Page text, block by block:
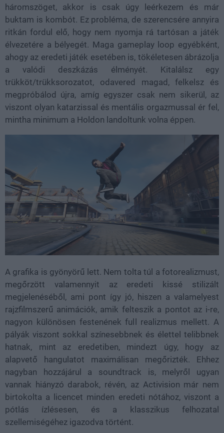
háromszöget, akkor is csak úgy leérkezem és már
buktam is kombót. Ez probléma, de szerencsére annyira
ritkán fordul elő, hogy nem nyomja rá tartósan a játék
élvezetére a bélyegét. Maga gameplay loop egyébként,
ahogy az eredeti játék esetében is, tökéletesen ábrázolja
a valódi deszkázás élményét. Kitalálsz egy
trükköt/trükksorozatot, odavered magad, felkelsz és
megpróbálod újra, amíg egyszer csak nem sikerül, az
viszont olyan katarzissal és mentális orgazmussal ér fel,
mintha minimum a Holdon landoltunk volna éppen.
A grafika is gyönyörű lett. Nem tolta túl a fotorealizmust,
megőrzött valamennyit az eredeti kissé stilizált
megjelenéséből, ami pont így jó, hiszen a valamelyest
rajzfilmszerű animációk, amik felteszik a pontot az i-re,
nagyon különösen festenének full realizmus mellett. A
pályák viszont sokkal színesebbnek és élettel telibbnek
hatnak, mint az eredetiben, mindezt úgy, hogy az
alapvető hangulatot maximálisan megőrizték. Ehhez
nagyban hozzájárul a soundtrack is, melyről ugyan
vannak hiányzó darabok, révén, az Activision már nem
birtokolta a licencet minden eredeti nótához, viszont a
pótlás ízlésesen, és a klasszikus felhozatal
szellemiségéhez igazodva történt.